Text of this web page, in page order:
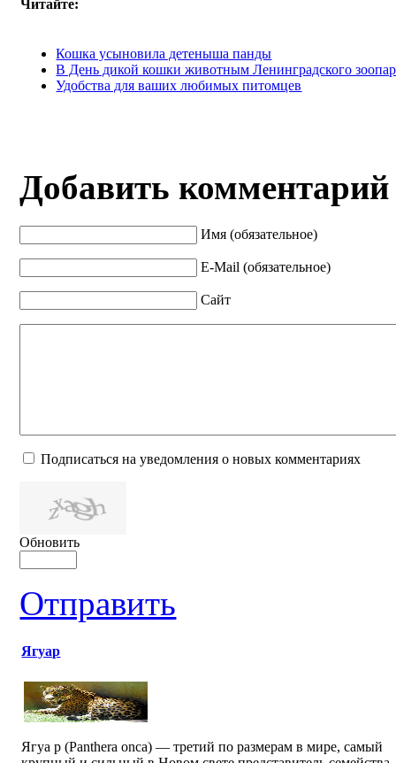
Читайте:
Кошка усыновила детеныша панды
В День дикой кошки животным Ленинградского
Удобства для ваших любимых питомцев
Добавить комментарий
Имя (обязательное)
E-Mail (обязательное)
Сайт
Подписаться на уведомления о новых комментариях
Обновить
Отправить
Ягуар
Ягуа р (Panthera onca) — третий по размерам в мире, самый